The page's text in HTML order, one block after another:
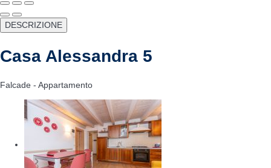
DESCRIZIONE
Casa Alessandra 5
Falcade - Appartamento